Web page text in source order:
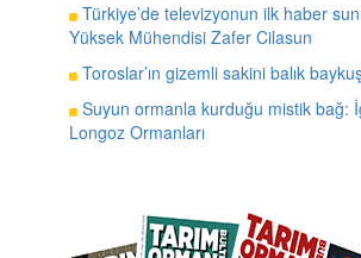
Türkiye’de televizyonun ilk haber
Yüksek Mühendisi Zafer Cilasun
Toroslar’ın gizemli sakini balık
Suyun ormanla kurduğu mistik bağ:
Longoz Ormanları